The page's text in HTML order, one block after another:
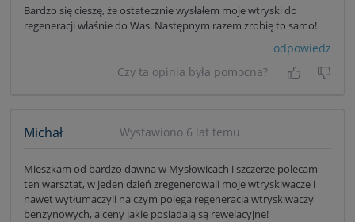
Bardzo się cieszę, że ostatecznie wysłałem moje wtryski do
regeneracji właśnie do Was. Następnym razem zrobię to samo!
odpowiedz
Czy ta opinia była pomocna?
Tak, była
Nie
Michał Wystawiono 6 lat temu
Mieszkam od bardzo dawna w Mysłowicach i szczerze polecam
ten warsztat, w jeden dzień zregenerowali moje wtryskiwacze i
nawet wytłumaczyli na czym polega regeneracja wtryskiwaczy
benzynowych, a ceny jakie posiadają są rewelacyjne!